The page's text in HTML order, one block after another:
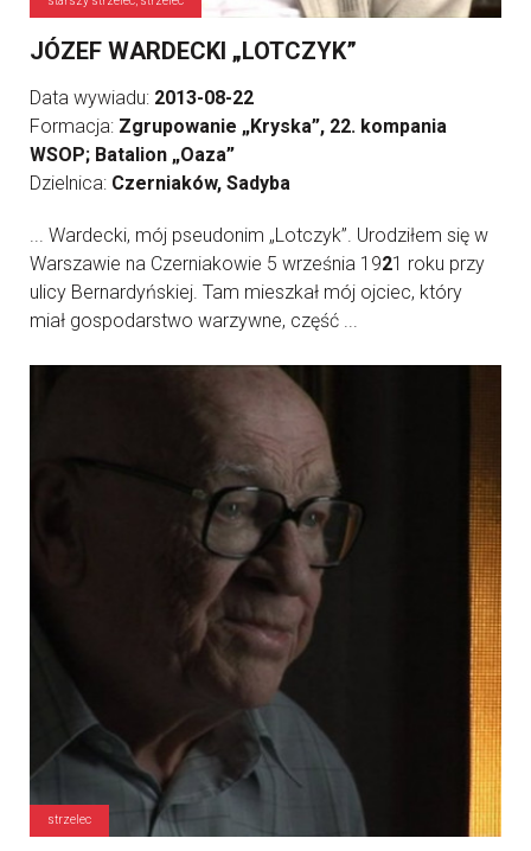
JÓZEF WARDECKI „LOTCZYK”
Data wywiadu: 2013-08-22
Formacja: Zgrupowanie „Kryska”, 22. kompania
WSOP; Batalion „Oaza”
Dzielnica: Czerniaków, Sadyba
... Wardecki, mój pseudonim „Lotczyk”. Urodziłem się w
Warszawie na Czerniakowie 5 września 1921 roku przy
ulicy Bernardyńskiej. Tam mieszkał mój ojciec, który
miał gospodarstwo warzywne, część ...
strzelec